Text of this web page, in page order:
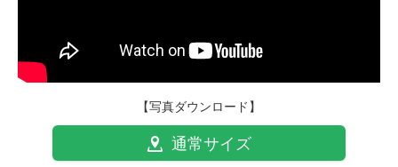
【写真ダウンロード】
通常サイズ